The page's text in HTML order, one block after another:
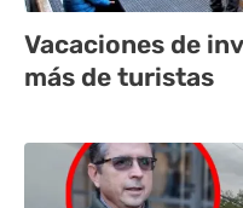
Vacaciones de
más de turistas